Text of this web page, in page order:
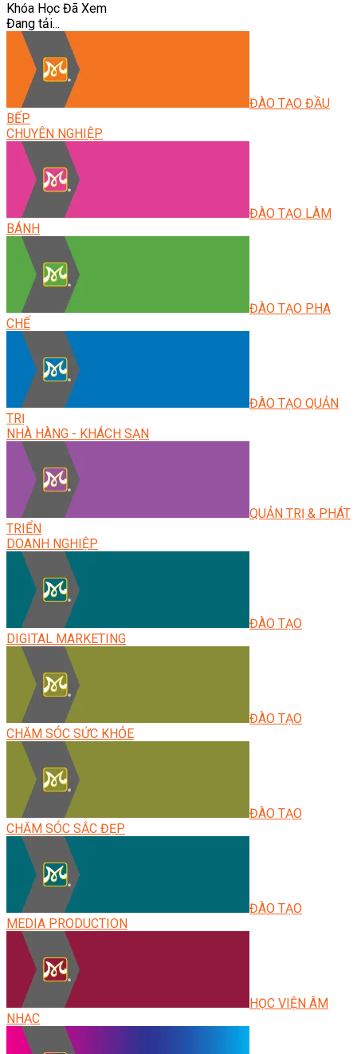
Khóa Học Đã Xem
Đang tải...
ĐÀO TẠO ĐẦU
BẾP
CHUYÊN NGHIỆP
ĐÀO TẠO LÀM
BÁNH
ĐÀO TẠO PHA
CHẾ
ĐÀO TẠO QUẢN
TRỊ
NHÀ HÀNG - KHÁCH SẠN
QUẢN TRỊ & PHÁT
TRIỂN
DOANH NGHIỆP
ĐÀO TẠO
DIGITAL MARKETING
ĐÀO TẠO
CHĂM SÓC SỨC KHỎE
ĐÀO TẠO
CHĂM SÓC SẮC ĐẸP
ĐÀO TẠO
MEDIA PRODUCTION
HỌC VIỆN ÂM
NHẠC